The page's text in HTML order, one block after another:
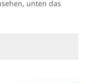
unten das